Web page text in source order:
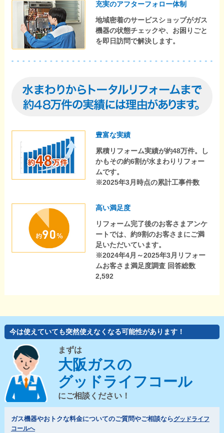
充実のアフターフォロー体制
地域密着のサービスショップがガス
機器の状態チェックや、お困りごと
を即日訪問で解決します。
豊富な実績
累積リフォーム実績が約48万件。し
かもその約6割が水まわりリフォー
ムです。
※2025年3月時点の累計工事件数
高い満足度
リフォーム完了後のお客さまアンケ
ートでは、約9割のお客さまにご満
足いただいています。
※2024年4月～2025年3月リフォー
ムお客さま満足度調査 回答総数
2,592
今は使えていても突然使えなくなる可能性があります！
まずは
大阪ガスの
グッドライフコール
にご相談ください！
ガス機器やおトクな料金についてのご質問やご相談ならグッドライフ
コールへ